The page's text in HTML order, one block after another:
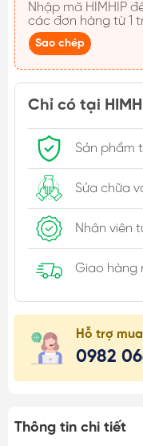
Nhập mã HIMHIP
các đơn hàng từ 1
Sao chép
Chỉ có tại
Sản phẩm
Sửa chữa
Nhân viên
Giao hàng
Hỗ trợ
0982
Thông tin chi tiết